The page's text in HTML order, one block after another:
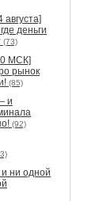
деньги
(73)
МСК]
рынок
(85)
и
(92)
ни одной